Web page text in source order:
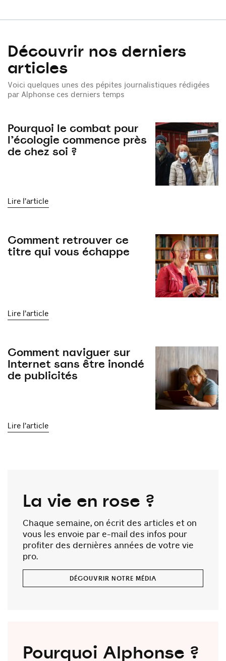
Découvrir nos derniers
articles
Voici quelques unes des pépites journalistiques rédigées
par Alphonse ces derniers temps
Pourquoi le combat pour
l’écologie commence près
de chez soi ?
Lire l’article
Comment retrouver ce
titre qui vous échappe
Lire l’article
Comment naviguer sur
Internet sans être inondé
de publicités
Lire l’article
La vie en rose ?
Chaque semaine, on écrit des articles et on
vous les envoie par e-mail des infos pour
profiter des dernières années de votre vie
pro.
DÉCOUVRIR NOTRE MÉDIA
Pourquoi Alphonse ?